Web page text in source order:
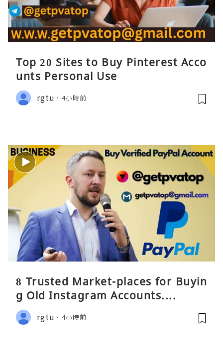
Top 20 Sites to Buy Pinterest Acco
unts Personal Use
rgtu 4小時前
8 Trusted Market-places for Buyin
g Old Instagram Accounts....
rgtu 4小時前